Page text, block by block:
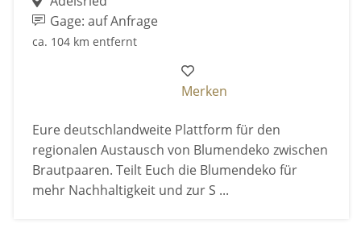
Gage: auf Anfrage
ca. 104 km entfernt
Merken
Eure deutschlandweite Plattform für den
regionalen Austausch von Blumendeko zwischen
Brautpaaren. Teilt Euch die Blumendeko für
mehr Nachhaltigkeit und zur S ...